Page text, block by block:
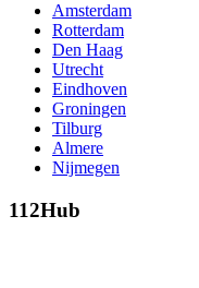
Amsterdam
Rotterdam
Den Haag
Utrecht
Eindhoven
Groningen
Tilburg
Almere
Nijmegen
112Hub